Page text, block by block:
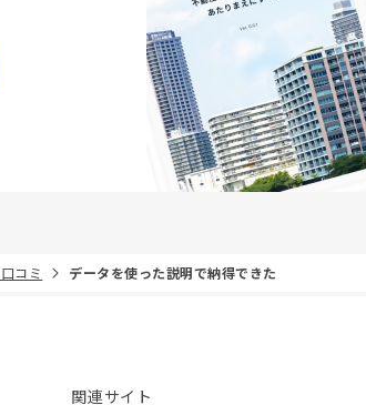
コミ データを使った説明で納得できた
関連サイト